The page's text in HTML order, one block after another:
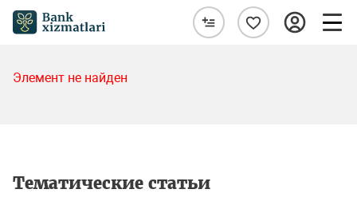
Элемент не найден
Тематические статьи